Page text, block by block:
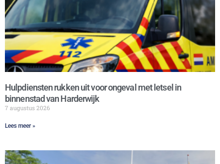
Hulpdiensten rukken uit voor ongeval met letsel in
binnenstad van Harderwijk
7 augustus 2026
Lees meer »